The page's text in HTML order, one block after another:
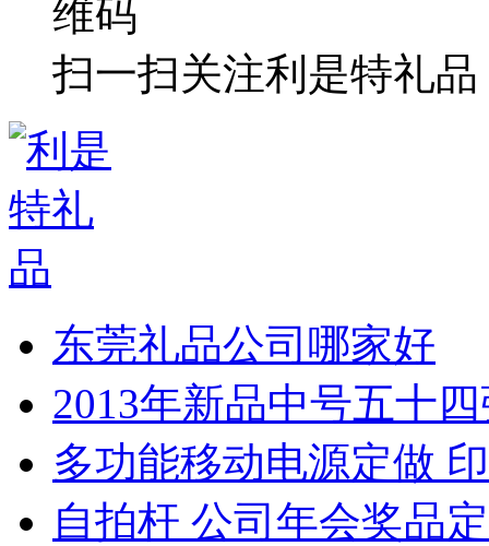
扫一扫关注利是特礼品
东莞礼品公司哪家好
2013年新品中号五十
多功能移动电源定做
自拍杆 公司年会奖品